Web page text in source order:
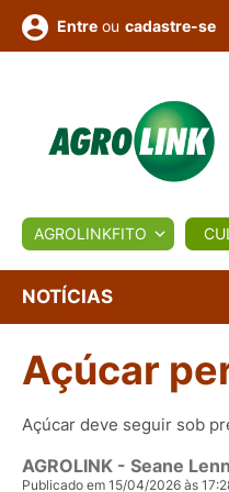
BIOLÓGICOS
Conversor Colunistas
Entre ou cadastre-se
AGROLINKFITO
NOTÍCIAS
Açúcar
Açúcar deve seguir sob
AGROLINK - Seane
Publicado em 15/04/2026 às